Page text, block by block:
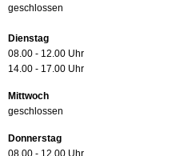
geschlossen
Dienstag
08.00 - 12.00 Uhr
14.00 - 17.00 Uhr
Mittwoch
geschlossen
Donnerstag